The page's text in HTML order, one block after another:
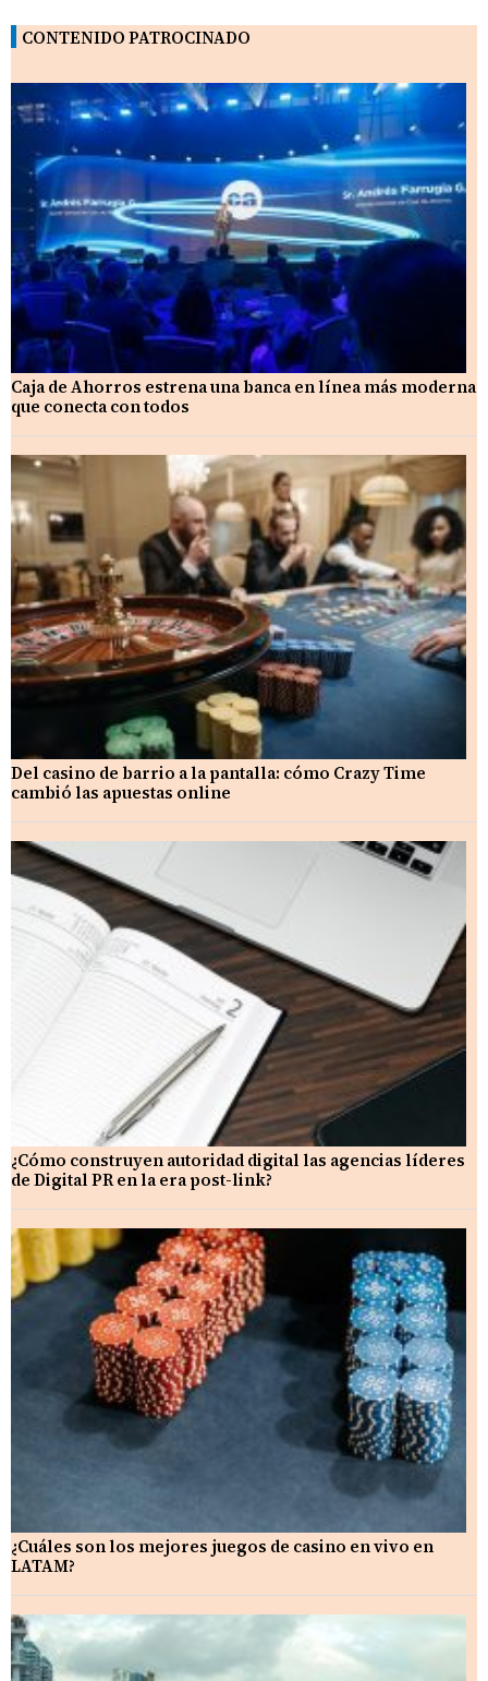
CONTENIDO PATROCINADO
Caja de Ahorros estrena una banca en línea más moderna
que conecta con todos
Del casino de barrio a la pantalla: cómo Crazy Time
cambió las apuestas online
¿Cómo construyen autoridad digital las agencias líderes
de Digital PR en la era post-link?
¿Cuáles son los mejores juegos de casino en vivo en
LATAM?